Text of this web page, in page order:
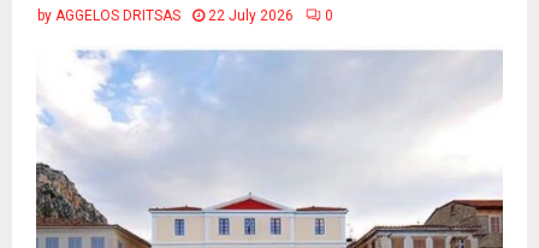
by AGGELOS DRITSAS 22 July 2026 0